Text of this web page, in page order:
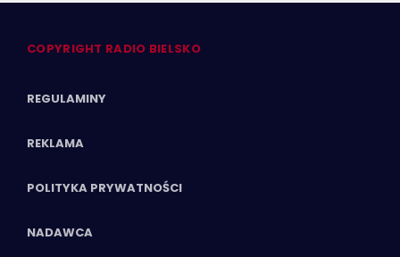
COPYRIGHT RADIO BIELSKO
REGULAMINY
REKLAMA
POLITYKA PRYWATNOŚCI
NADAWCA